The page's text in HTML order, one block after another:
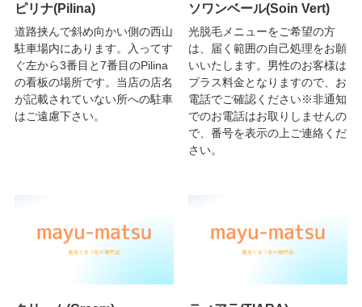
ピリナ(Pilina)
道路挟んで斜め向かい側の西山
駐車場内にあります。入ってす
ぐ左から3番目と7番目のPilina
の看板の場所です。当店の店名
が記載されていない所への駐車
はご遠慮下さい。
ソワンベール(Soin Vert)
光脱毛メニューをご希望の方
は、届く範囲の自己処理をお願
いいたします。男性のお客様は
プラス料金となりますので、お
電話でご確認ください※非通知
でのお電話はお取りしませんの
で、番号を表示の上ご連絡くだ
さい。